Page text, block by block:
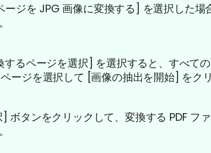
ージを JPG 画像に変換する] を選択した場
するページを選択] を選択すると、すべての
ージを選択して [画像の抽出を開始] をク
ボタンをクリックして、変換する PDF フ